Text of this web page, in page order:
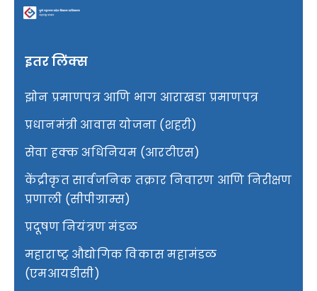
इतर लिंक्स
झोन प्रमाणपत्र आणि भाग आराखडा प्रमाणपत्र
प्रधानमंत्री आवास योजना (शहरी)
सेवा हक्क अधिनियम (आरटीएस)
केंद्रीकृत सार्वजनिक तक्रार निवारण आणि निरीक्षण
प्रणाली (सीपीग्राम्स)
प्रदूषण नियंत्रण मंडळ
महाराष्ट्र औद्योगिक विकास महामंडळ
(एमआयडीसी)